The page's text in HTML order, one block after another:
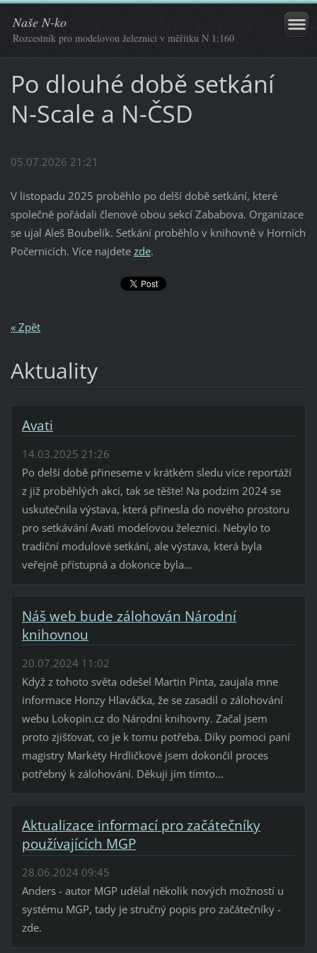
Naše N-ko
Rozcestník pro modelovou železnici v měřítku N 1:160
Po dlouhé době setkání
N-Scale a N-ČSD
05.07.2026 21:21
V listopadu 2025 proběhlo po delší době setkání, které
společně pořádali členové obou sekcí Zababova. Organizace
se ujal Aleš Boubelík. Setkání proběhlo v knihovně v Horních
Počernicích. Více najdete zde.
« Zpět
Aktuality
Avati
14.03.2025 21:26
Po delší době přineseme v krátkém sledu více reportáží
z již proběhlých akcí, tak se těšte! Na podzim 2024 se
uskutečnila výstava, která přinesla do nového prostoru
pro setkávání Avati modelovou železnici. Nebylo to
tradiční modulové setkání, ale výstava, která byla
veřejně přístupná a dokonce byla...
Náš web bude zálohován Národní
knihovnou
20.07.2024 11:02
Když z tohoto světa odešel Martin Pinta, zaujala mne
informace Honzy Hlaváčka, že se zasadil o zálohování
webu Lokopin.cz do Národní knihovny. Začal jsem
proto zjišťovat, co je k tomu potřeba. Díky pomoci paní
magistry Markéty Hrdličkové jsem dokončil proces
potřebný k zálohování. Děkuji jím tímto...
Aktualizace informací pro začátečníky
používajících MGP
28.06.2024 09:45
Anders - autor MGP udělal několik nových možností u
systému MGP, tady je stručný popis pro začátečníky -
zde.